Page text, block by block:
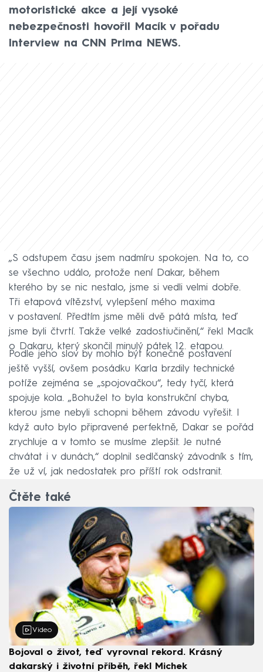
motoristické akce a její vysoké
nebezpečnosti hovořil Macík v pořadu
Interview na CNN Prima NEWS.
„S odstupem času jsem nadmíru spokojen. Na to, co
se všechno událo, protože není Dakar, během
kterého by se nic nestalo, jsme si vedli velmi dobře.
Tři etapová vítězství, vylepšení mého maxima
v postavení. Předtím jsme měli dvě pátá místa, teď
jsme byli čtvrtí. Takže velké zadostiučinění,“ řekl Macík
o Dakaru, který skončil minulý pátek 12. etapou.
Podle jeho slov by mohlo být konečné postavení
ještě vyšší, ovšem posádku Karla brzdily technické
potíže zejména se „spojovačkou“, tedy tyčí, která
spojuje kola. „Bohužel to byla konstrukční chyba,
kterou jsme nebyli schopni během závodu vyřešit. I
když auto bylo připravené perfektně, Dakar se pořád
zrychluje a v tomto se musíme zlepšit. Je nutné
chvátat i v dunách,“ doplnil sedlčanský závodník s tím,
že už ví, jak nedostatek pro příští rok odstranit.
Čtěte také
Video
Bojoval o život, teď vyrovnal rekord. Krásný
dakarský i životní příběh, řekl Michek